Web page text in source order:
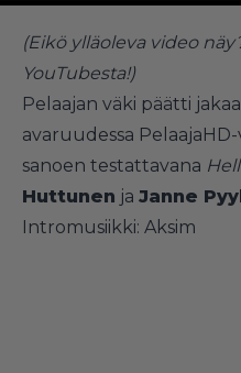
(Eikö ylläoleva video
YouTubesta!)
Pelaajan väki päätti
avaruudessa
sanoen testattavana
Huttunen ja Janne
Intromusiikki: Aksim